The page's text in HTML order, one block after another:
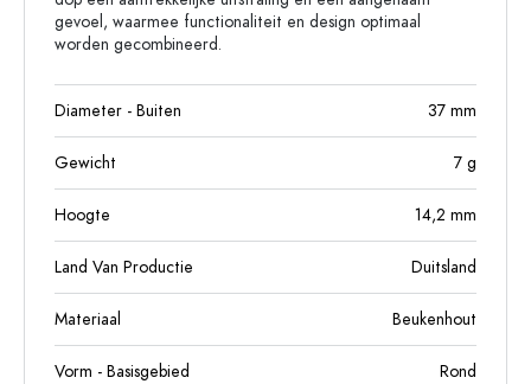
gevoel, waarmee functionaliteit en design optimaal
worden gecombineerd.
Diameter - Buiten 37 mm
Gewicht 7 g
Hoogte 14,2 mm
Land Van Productie Duitsland
Materiaal Beukenhout
Vorm - Basisgebied Rond